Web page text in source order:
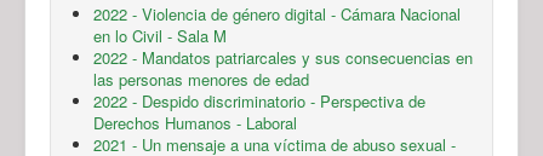
2022 - Violencia de género digital - Cámara Nacional
en lo Civil - Sala M
2022 - Mandatos patriarcales y sus consecuencias en
las personas menores de edad
2022 - Despido discriminatorio - Perspectiva de
Derechos Humanos - Laboral
2021 - Un mensaje a una víctima de abuso sexual -